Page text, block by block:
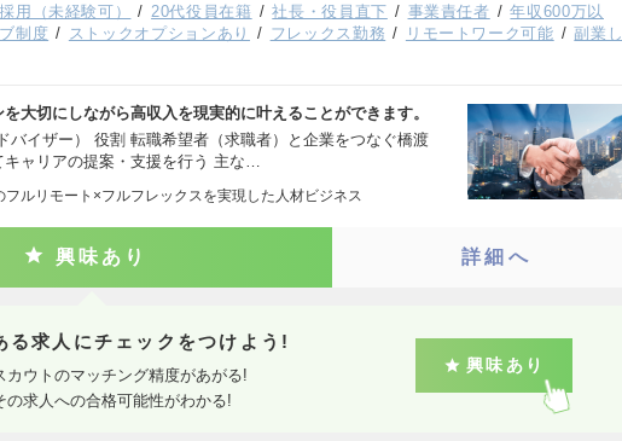
用（未経験可） 20代役員在籍 社長・役員直下 事業責任者
年収600万以
制度 ストックオプションあり フレックス勤務 リモートワーク可能
副業し
大切にしながら高収入を現実的に叶えることができます。
バイザー） 役割 転職希望者（求職者）と企業をつなぐ橋渡
キャリアの提案・支援を行う 主な…
フルリモート×フルフレックスを実現した人材ビジネス
興味あり 詳細へ
る求人にチェックをつけよう!
カウトのマッチング精度があがる!
の求人への合格可能性がわかる!
興味あり